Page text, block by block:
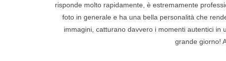
risponde molto rapidamente, è estremamente
foto in generale e ha una bella personalità che
immagini, catturano davvero i momenti autentici in
grande giorno!